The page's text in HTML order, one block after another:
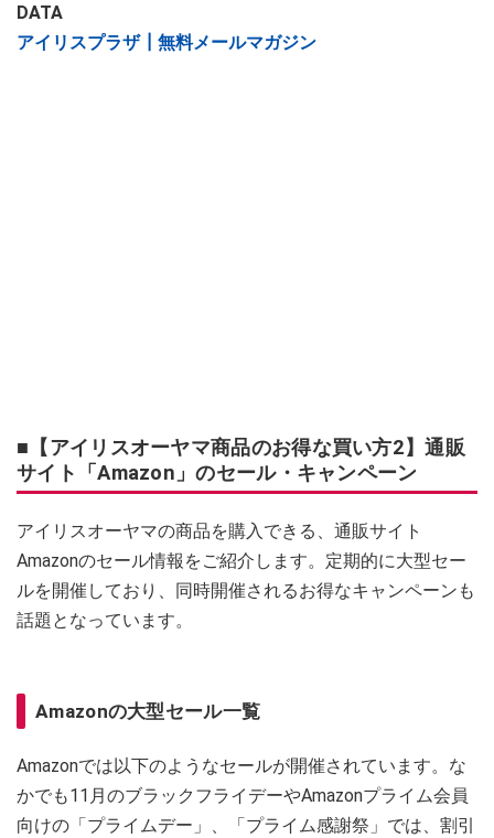
DATA
アイリスプラザ┃無料メールマガジン
■【アイリスオーヤマ商品のお得な買い方2】通販
サイト「Amazon」のセール・キャンペーン
アイリスオーヤマの商品を購入できる、通販サイト
Amazonのセール情報をご紹介します。定期的に大型セー
ルを開催しており、同時開催されるお得なキャンペーンも
話題となっています。
Amazonの大型セール一覧
Amazonでは以下のようなセールが開催されています。な
かでも11月のブラックフライデーやAmazonプライム会員
向けの「プライムデー」、「プライム感謝祭」では、割引